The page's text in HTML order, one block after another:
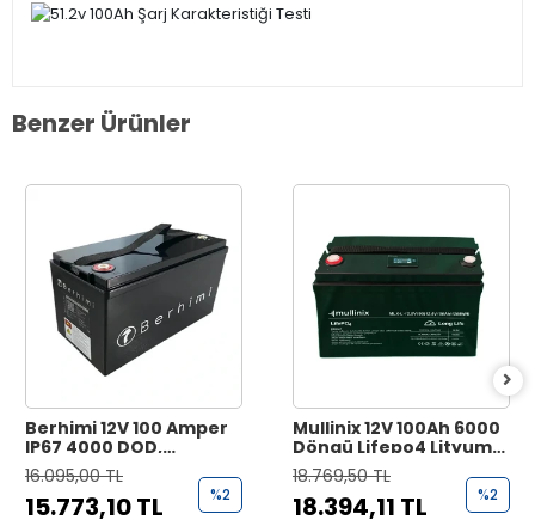
Benzer Ürünler
Berhimi 12V 100 Amper
IP67 4000 DOD,
Marin/Karavan Lifepo4
Lityum Akü
16.095,00 TL
15.773,10 TL %2
Mullinix 12V 100Ah 6000
Döngü Lifepo4 Lityum
Akü
18.769,50 TL
18.394,11 TL %2